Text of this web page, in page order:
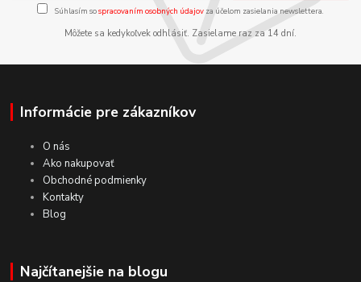
Súhlasím sospracovaním osobných údajov za účelom zasielania newslettera.
Môžete sa kedykoľvek odhlásiť. Zasielame raz za 14 dní.
Informácie pre zákazníkov
O nás
Ako nakupovať
Obchodné podmienky
Kontakty
Blog
Najčítanejšie na blogu